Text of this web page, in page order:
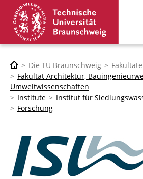
Die TU Braunschweig
Fakultät Architektur,
Umweltwissenschaften
Institute
Institut für
Forschung